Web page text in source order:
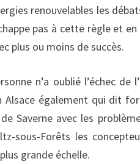
renouvelables les
pas à cette règle et
plus ou moins de succès.
n’a oublié l’échec de
Alsace également qui dit
Saverne avec les
sous-Forêts les
grande échelle.